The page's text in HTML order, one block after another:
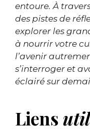
entoure. À
des pistes de
explorer les
à nourrir votre
l’avenir
s’interroger et
éclairé sur
Liens